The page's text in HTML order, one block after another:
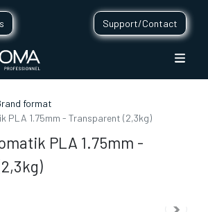
Support/Contact
format
PLA 1.75mm - Transparent (2,3kg)
PLA 1.75mm -